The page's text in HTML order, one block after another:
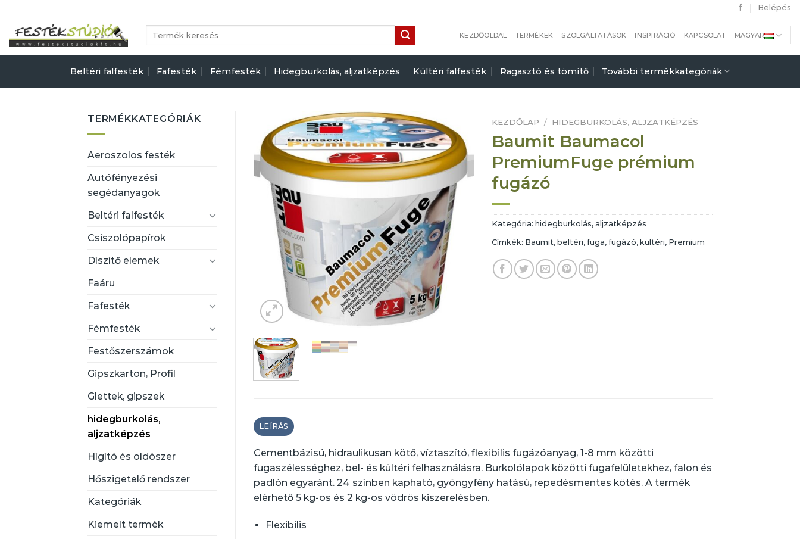
content
Belépés
Keresés
következőre:
KEZDŐOLDAL TERMÉKEK SZOLGÁLTATÁSOK INSPIRÁCIÓ KAPCSOLAT MAGYAR
Beltéri falfesték Fafesték Fémfesték Hidegburkolás, aljzatképzés Kültéri falfesték Ragasztó és tömítő További termékkategóriák
TERMÉKKATEGÓRIÁK
Aeroszolos festék
Autófényezési
segédanyagok
Beltéri falfesték
Csiszolópapírok
Díszítő elemek
Faáru
Fafesték
Fémfesték
Festőszerszámok
Gipszkarton, Profil
Glettek, gipszek
hidegburkolás,
aljzatképzés
Hígító és oldószer
Hőszigetelő rendszer
Kategóriák
Kiemelt termék
KEZDŐLAP / HIDEGBURKOLÁS, ALJZATKÉPZÉS
Baumit Baumacol
PremiumFuge prémium
fugázó
Kategória: hidegburkolás, aljzatképzés
Címkék: Baumit, beltéri, fuga, fugázó, kültéri, Premium
LEÍRÁS
Cementbázisú, hidraulikusan kötő, víztaszító, flexibilis fugázóanyag, 1-8 mm közötti
fugaszélességhez, bel- és kültéri felhasználásra. Burkolólapok közötti fugafelületekhez, falon és
padlón egyaránt. 24 színben kapható, gyöngyfény hatású, repedésmentes kötés. A termék
elérhető 5 kg-os és 2 kg-os vödrös kiszerelésben.
Flexibilis